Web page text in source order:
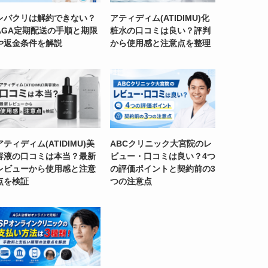
バクリは解約できない？
定期配送の手順と期限
返金条件を解説
アティディム(ATIDIMU)化
粧水の口コミは良い？評判
から使用感と注意点を整理
ティディム(ATIDIMU)美
液の口コミは本当？最新
ビューから使用感と注意
を検証
ABCクリニック大宮院のレ
ビュー・口コミは良い？4つ
の評価ポイントと契約前の3
つの注意点